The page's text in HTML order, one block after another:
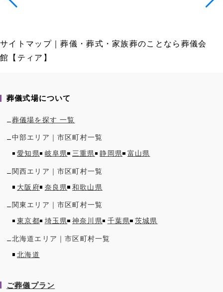
サイトマップ｜葬儀・葬式・家族葬のことなら葬儀会
館【ティア】
葬儀式場について
葬儀場を探す 一覧
中部エリア｜市区町村一覧
愛知県
岐阜県 三重県 静岡県 富山県
関西エリア｜市区町村一覧
大阪府
奈良県 和歌山県
関東エリア｜市区町村一覧
東京都
埼玉県 神奈川県 千葉県 茨城県
北海道エリア｜市区町村一覧
北海道
ご葬儀プラン